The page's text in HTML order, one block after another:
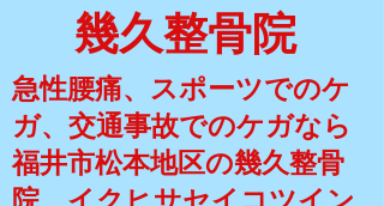
急性腰痛、スポーツでのケ
ガ、交通事故でのケガなら
福井市松本地区の幾久整骨
幾久整骨院